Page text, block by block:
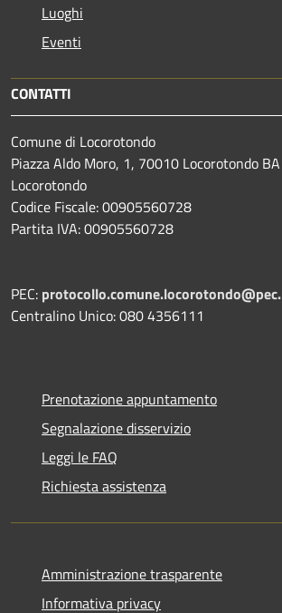
Luoghi
Eventi
CONTATTI
Comune di Locorotondo
Piazza Aldo Moro, 1, 70010 Locorotondo
Locorotondo
Codice Fiscale: 00905560728
Partita IVA: 00905560728
PEC:
Centralino Unico: 080 4356111
Prenotazione appuntamento
Segnalazione disservizio
Leggi le FAQ
Richiesta assistenza
Amministrazione trasparente
Informativa privacy